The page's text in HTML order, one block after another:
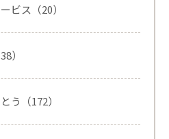
ビス（20）
）
う（172）